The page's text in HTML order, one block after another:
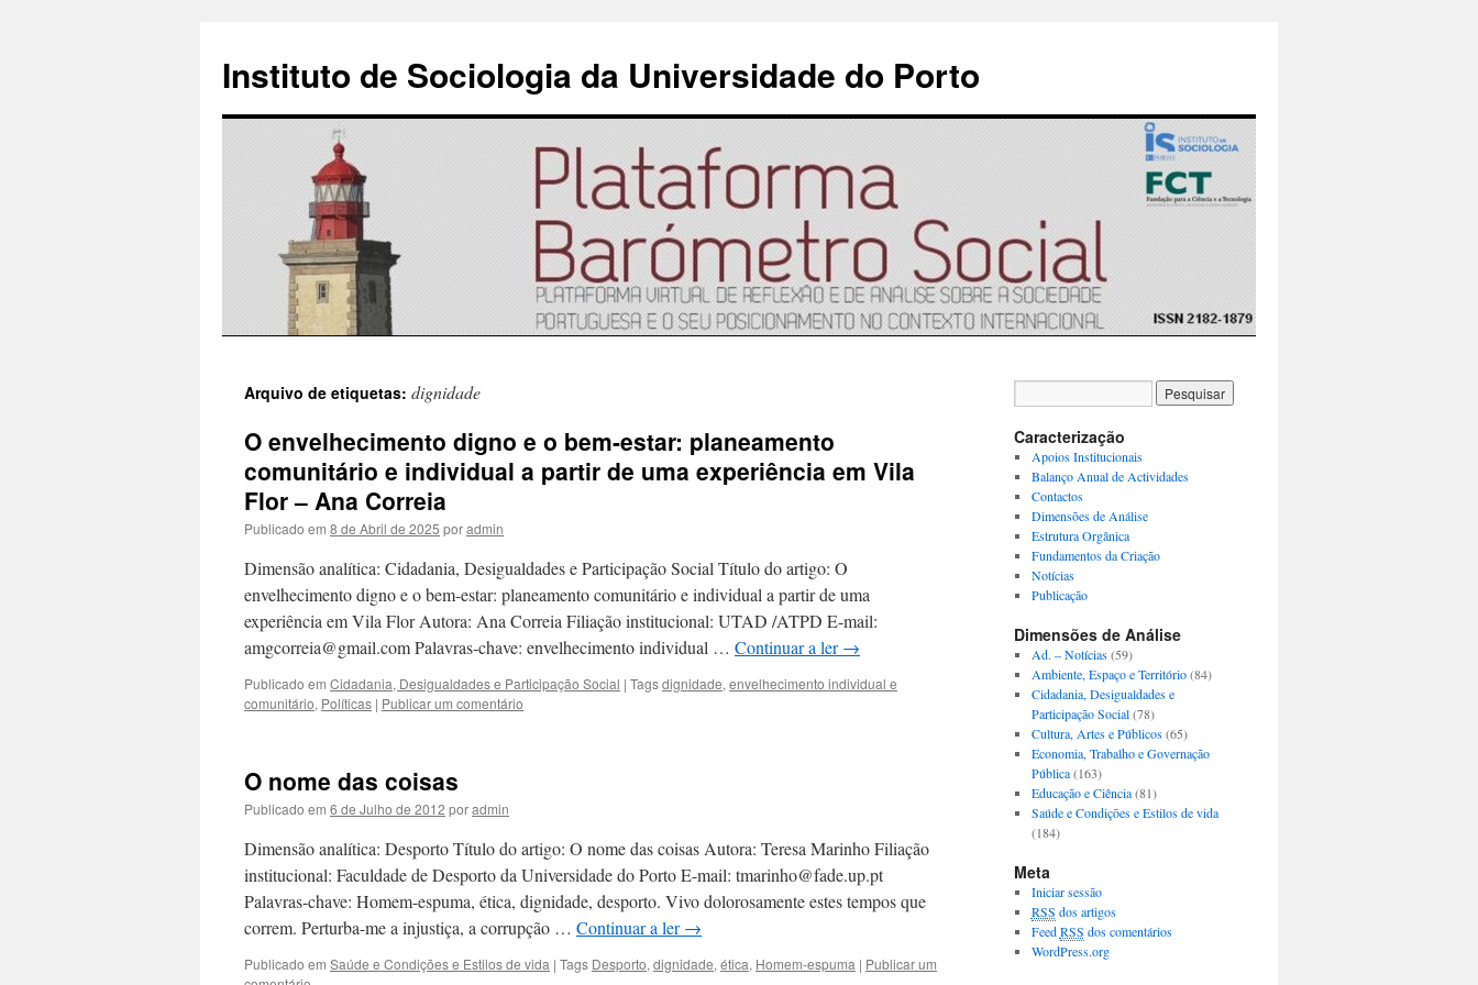
Instituto de Sociologia da Universidade do Porto
para
conteúdo
Arquivo de etiquetas: dignidade
O envelhecimento digno e o bem-estar: planeamento
comunitário e individual a partir de uma experiência em Vila
Flor – Ana Correia
Publicado em 8 de Abril de 2025 poradmin
Dimensão analítica: Cidadania, Desigualdades e Participação Social Título do artigo: O
envelhecimento digno e o bem-estar: planeamento comunitário e individual a partir de uma
experiência em Vila Flor Autora: Ana Correia Filiação institucional: UTAD /ATPD E-mail:
amgcorreia@gmail.com Palavras-chave: envelhecimento individual … Continuar a ler→
Publicado em Cidadania, Desigualdades e Participação Social | Tagsdignidade, envelhecimento individual e
comunitário, Políticas | Publicar um comentário
O nome das coisas
Publicado em 6 de Julho de 2012 poradmin
Dimensão analítica: Desporto Título do artigo: O nome das coisas Autora: Teresa Marinho Filiação
institucional: Faculdade de Desporto da Universidade do Porto E-mail: tmarinho@fade.up.pt
Palavras-chave: Homem-espuma, ética, dignidade, desporto. Vivo dolorosamente estes tempos que
correm. Perturba-me a injustiça, a corrupção … Continuar a ler→
Publicado em Saúde e Condições e Estilos de vida | Tags Desporto, dignidade, ética, Homem-espuma | Publicar um
Caracterização
Apoios Institucionais
Balanço Anual de Actividades
Contactos
Dimensões de Análise
Estrutura Orgânica
Fundamentos da Criação
Notícias
Publicação
Dimensões de Análise
Ad. – Notícias(59)
Ambiente, Espaço e Território(84)
Cidadania, Desigualdades e
Participação Social(78)
Cultura, Artes e Públicos(65)
Economia, Trabalho e Governação
Pública(163)
Educação e Ciência(81)
Saúde e Condições e Estilos de vida
(184)
Meta
Iniciar sessão
RSS dos artigos
FeedRSS dos comentários
WordPress.org